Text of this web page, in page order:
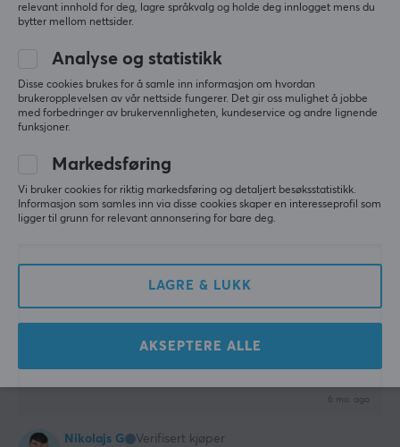
God glid, to par inkludert!
God glid
To par inkludert
Bedre enn de andre alternativene jeg har testet
som finnes hos Maxgaming nå
glasspute (som jeg bruker)
Vis originalen
Corepad Skatez til Pulsar X2 / X2 Mini / X2V2 / X2H / V3 Wireless
BENJAMIN S
Verifisert kjøper
Speedy Knight
6 mo. ago
Nikolajs G
Verifisert kjøper
relevant innhold for deg, lagre språkvalg og holde deg innlogget mens du
bytter mellom nettsider.
Analyse og statistikk
Disse cookies brukes for å samle inn informasjon om hvordan
brukeropplevelsen av vår nettside fungerer. Det gir oss mulighet å jobbe
med forbedringer av brukervennligheten, kundeservice og andre lignende
funksjoner.
Markedsføring
Vi bruker cookies for riktig markedsføring og detaljert besøksstatistikk.
Informasjon som samles inn via disse cookies skaper en interesseprofil som
ligger til grunn for relevant annonsering for bare deg.
LAGRE & LUKK
AKSEPTERE ALLE